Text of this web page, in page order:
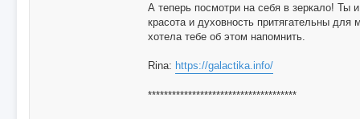
А теперь посмотри на себя в зеркало! Ты
красота и духовность притягательны
хотела тебе об этом напомнить.
Rina: https://galactika.info/
*************************************